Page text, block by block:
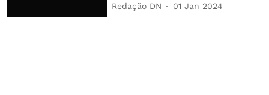
Redação DN 01 Jan 2024